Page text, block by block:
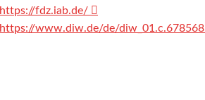
https://fdz.iab.de/
https://www.diw.de/de/